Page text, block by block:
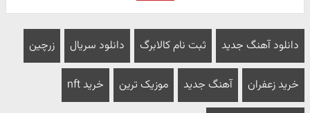
دانلود آهنگ جدید ثبت نام کالابرگ دانلود سریال زرچین
خرید زعفران آهنگ جدید موزیک ترین خرید nft